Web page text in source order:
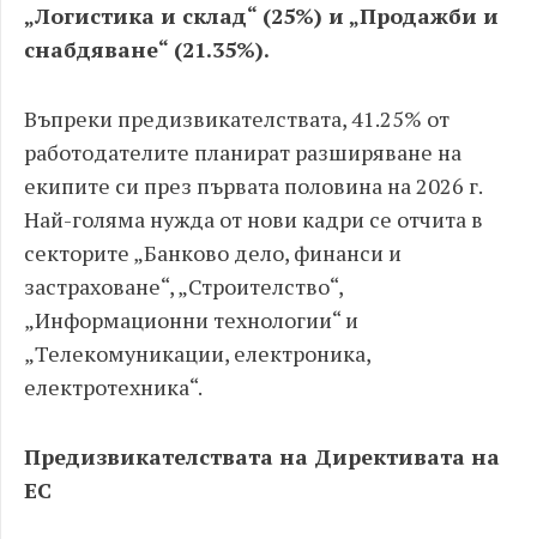
„Логистика и склад“ (25%) и „Продажби и
снабдяване“ (21.35%).
Въпреки предизвикателствата, 41.25% от
работодателите планират разширяване на
екипите си през първата половина на 2026 г.
Най-голяма нужда от нови кадри се отчита в
секторите „Банково дело, финанси и
застраховане“, „Строителство“,
„Информационни технологии“ и
„Телекомуникации, електроника,
електротехника“.
Предизвикателствата на Директивата на
ЕС